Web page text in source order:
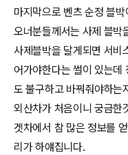
마지막으로 벤츠 순정 블
오너분들께서는 사제 블박
사제블박을 달게되면 서비
어가야한다는 썰이 있는데
도 불구하고 바꿔줘야하는
외산차가 처음이니 궁금한
겟차에서 참 많은 정보를
리가 하얘집니다.